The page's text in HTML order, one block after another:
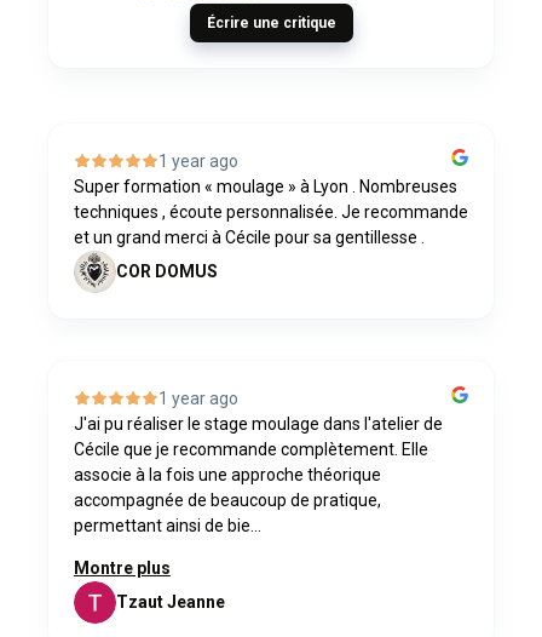
Écrire une critique
1 year ago
Super formation « moulage » à Lyon . Nombreuses
techniques , écoute personnalisée. Je recommande
et un grand merci à Cécile pour sa gentillesse .
COR DOMUS
1 year ago
J'ai pu réaliser le stage moulage dans l'atelier de
Cécile que je recommande complètement. Elle
associe à la fois une approche théorique
accompagnée de beaucoup de pratique,
permettant ainsi de bie...
Montre plus
Tzaut Jeanne